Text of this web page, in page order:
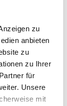
zu
anbieten
zu
zu Ihrer
für
Unsere
mit
auf dem